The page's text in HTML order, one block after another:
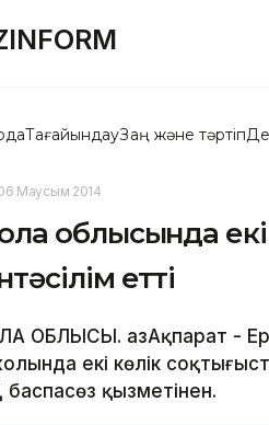
ТағайындауЗаң және тәртіп
Маусым 2014
облысында
етті
ОБЛЫСЫ. ҚазАқпарат -
екі көлік
қызметінен.